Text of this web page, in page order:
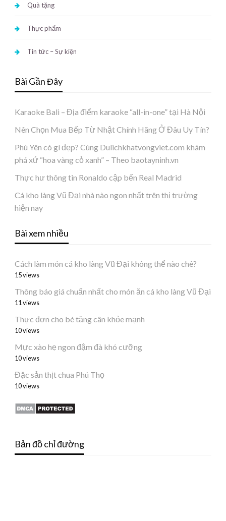
Quà tặng
Thực phẩm
Tin tức – Sự kiện
Bài Gần Đây
Karaoke Bali – Địa điểm karaoke “all-in-one” tại Hà Nội
Nên Chọn Mua Bếp Từ Nhật Chính Hãng Ở Đâu Uy Tín?
Phú Yên có gì đẹp? Cùng Dulichkhatvongviet.com khám
phá xứ “hoa vàng cỏ xanh” – Theo baotayninh.vn
Thực hư thông tin Ronaldo cập bến Real Madrid
Cá kho làng Vũ Đại nhà nào ngon nhất trên thị trường
hiện nay
Bài xem nhiều
Cách làm món cá kho làng Vũ Đại không thể nào chê?
15 views
Thông báo giá chuẩn nhất cho món ăn cá kho làng Vũ Đại
11 views
Thực đơn cho bé tăng cân khỏe mạnh
10 views
Mực xào hẹ ngon đậm đà khó cưỡng
10 views
Đặc sản thịt chua Phú Thọ
10 views
Bản đồ chỉ đường